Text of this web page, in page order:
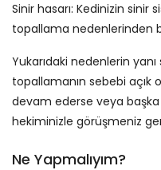
Sinir hasarı: Kedinizin
topallama nedenlerinden
Yukarıdaki nedenlerin yanı
topallamanın sebebi açık
devam ederse veya
hekiminizle görüşmeniz
Ne Yapmalıyım?